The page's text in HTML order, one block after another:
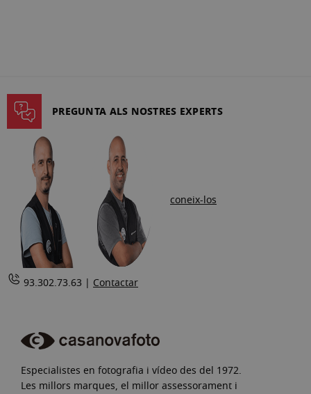
PREGUNTA ALS NOSTRES EXPERTS
coneix-los
93.302.73.63 | Contactar
Especialistes en fotografia i vídeo des del 1972.
Les millors marques, el millor assessorament i